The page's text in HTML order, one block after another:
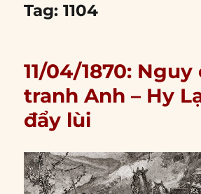
Tag:1104
11/04/1870:
tranh Anh – Hy
đẩy lùi